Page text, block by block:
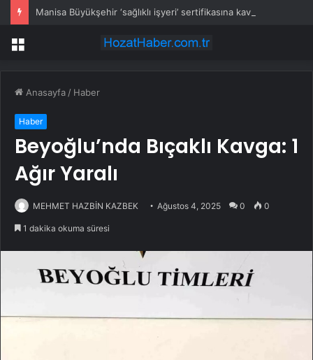
Manisa Büyükşehir ‘sağlıklı işyeri’ sertifikasına kavuştu
Menü
Anasayfa / Haber
Haber
Beyoğlu’nda Bıçaklı Kavga: 1
Ağır Yaralı
MEHMET HAZBİN KAZBEK Ağustos 4, 2025 0 0
1 dakika okuma süresi